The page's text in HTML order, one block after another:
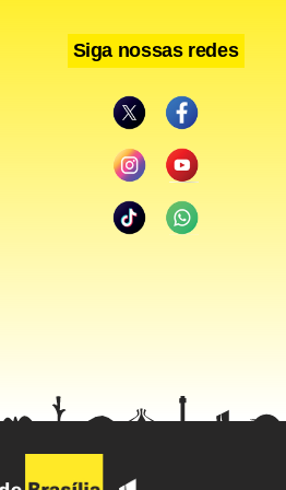
Siga nossas redes